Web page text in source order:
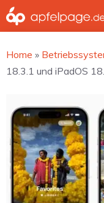
Zum
Inhalt
Home »
18.3.1 und iPadOS